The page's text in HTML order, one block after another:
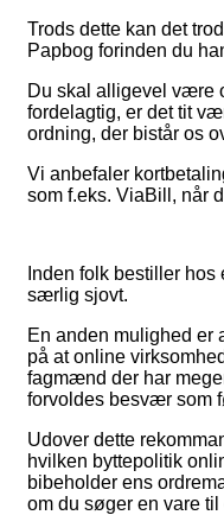
Trods dette kan det
Papbog forinden du
Du skal alligevel være
fordelagtig, er det tit
ordning, der bistår os
Vi anbefaler
som f.eks. ViaBill, når
Inden folk bestiller
særlig sjovt.
En anden mulighed er
på at online
fagmænd der har
forvoldes besvær som
Udover dette
hvilken byttepolitik
bibeholder ens
om du søger en vare